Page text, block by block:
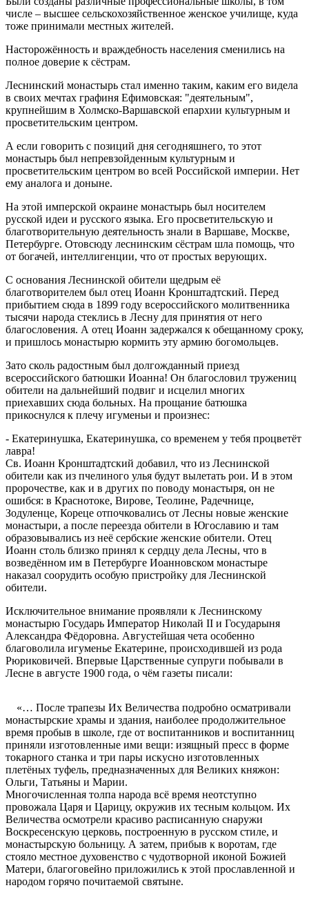
числе – высшее сельскохозяйственное женское училище, куда
тоже принимали местных жителей.
Насторожённость и враждебность населения сменились на
полное доверие к сёстрам.
Леснинский монастырь стал именно таким, каким его видела
в своих мечтах графиня Ефимовская: "деятельным",
крупнейшим в Холмско-Варшавской епархии культурным и
просветительским центром.
А если говорить с позиций дня сегодняшнего, то этот
монастырь был непревзойденным культурным и
просветительским центром во всей Российской империи. Нет
ему аналога и доныне.
На этой имперской окраине монастырь был носителем
русской идеи и русского языка. Его просветительскую и
благотворительную деятельность знали в Варшаве, Москве,
Петербурге. Отовсюду леснинским сёстрам шла помощь, что
от богачей, интеллигенции, что от простых верующих.
С основания Леснинской обители щедрым её
благотворителем был отец Иоанн Кронштадтский. Перед
прибытием сюда в 1899 году всероссийского молитвенника
тысячи народа стеклись в Лесну для принятия от него
благословения. А отец Иоанн задержался к обещанному сроку,
и пришлось монастырю кормить эту армию богомольцев.
Зато сколь радостным был долгожданный приезд
всероссийского батюшки Иоанна! Он благословил тружениц
обители на дальнейший подвиг и исцелил многих
приехавших сюда больных. На прощание батюшка
прикоснулся к плечу игуменьи и произнес:
- Екатеринушка, Екатеринушка, со временем у тебя процветёт
лавра!
Св. Иоанн Кронштадтский добавил, что из Леснинской
обители как из пчелиного улья будут вылетать рои. И в этом
пророчестве, как и в других по поводу монастыря, он не
ошибся: в Краснотоке, Вирове, Теолине, Радечнице,
Зодуленце, Кореце отпочковались от Лесны новые женские
монастыри, а после переезда обители в Югославию и там
образовывались из неё сербские женские обители. Отец
Иоанн столь близко принял к сердцу дела Лесны, что в
возведённом им в Петербурге Иоанновском монастыре
наказал соорудить особую пристройку для Леснинской
обители.
Исключительное внимание проявляли к Леснинскому
монастырю Государь Император Николай II и Государыня
Александра Фёдоровна. Августейшая чета особенно
благоволила игуменье Екатерине, происходившей из рода
Рюриковичей. Впервые Царственные супруги побывали в
Лесне в августе 1900 года, о чём газеты писали:
«… После трапезы Их Величества подробно осматривали
монастырские храмы и здания, наиболее продолжительное
время пробыв в школе, где от воспитанников и воспитанниц
приняли изготовленные ими вещи: изящный пресс в форме
токарного станка и три пары искусно изготовленных
плетёных туфель, предназначенных для Великих княжон:
Ольги, Татьяны и Марии.
Многочисленная толпа народа всё время неотступно
провожала Царя и Царицу, окружив их тесным кольцом. Их
Величества осмотрели красиво расписанную снаружи
Воскресенскую церковь, построенную в русском стиле, и
монастырскую больницу. А затем, прибыв к воротам, где
стояло местное духовенство с чудотворной иконой Божией
Матери, благоговейно приложились к этой прославленной и
народом горячо почитаемой святыне.